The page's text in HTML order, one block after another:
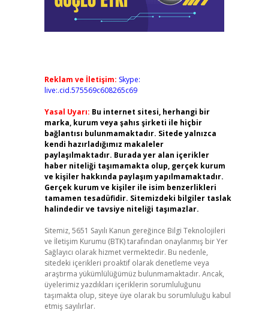
Reklam ve İletişim: Skype:
live:.cid.575569c608265c69
Yasal Uyarı: Bu internet sitesi, herhangi bir
marka, kurum veya şahıs şirketi ile hiçbir
bağlantısı bulunmamaktadır. Sitede yalnızca
kendi hazırladığımız makaleler
paylaşılmaktadır. Burada yer alan içerikler
haber niteliği taşımamakta olup, gerçek kurum
ve kişiler hakkında paylaşım yapılmamaktadır.
Gerçek kurum ve kişiler ile isim benzerlikleri
tamamen tesadüfidir. Sitemizdeki bilgiler taslak
halindedir ve tavsiye niteliği taşımazlar.
Sitemiz, 5651 Sayılı Kanun gereğince Bilgi Teknolojileri
ve İletişim Kurumu (BTK) tarafından onaylanmış bir Yer
Sağlayıcı olarak hizmet vermektedir. Bu nedenle,
sitedeki içerikleri proaktif olarak denetleme veya
araştırma yükümlülüğümüz bulunmamaktadır. Ancak,
üyelerimiz yazdıkları içeriklerin sorumluluğunu
taşımakta olup, siteye üye olarak bu sorumluluğu kabul
etmiş sayılırlar.